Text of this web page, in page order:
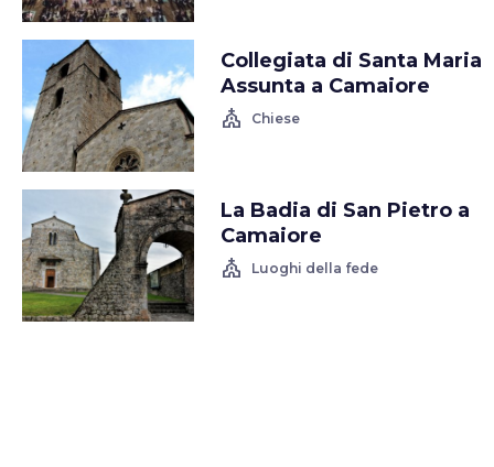
Collegiata di Santa Maria
Assunta a Camaiore
church Chiese
La Badia di San Pietro a
Camaiore
church Luoghi della fede